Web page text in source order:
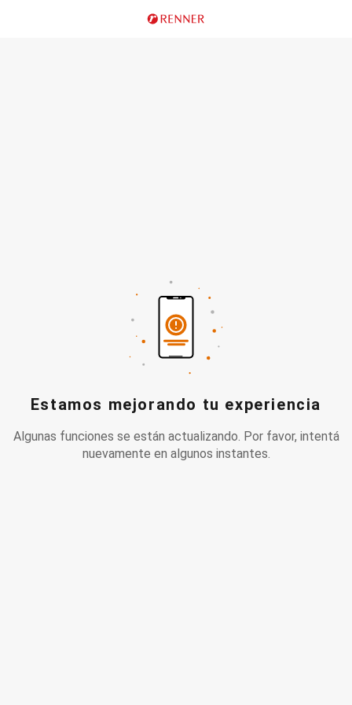
Estamos mejorando tu experiencia
Algunas funciones se están actualizando. Por favor, intentá
nuevamente en algunos instantes.